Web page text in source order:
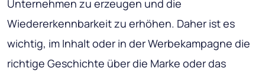
Unternehmen zu erzeugen und die
Wiedererkennbarkeit zu erhöhen. Daher ist es
wichtig, im Inhalt oder in der Werbekampagne die
richtige Geschichte über die Marke oder das